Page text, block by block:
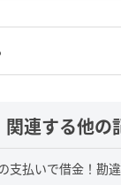
関連する他の
支払いで借金！勘